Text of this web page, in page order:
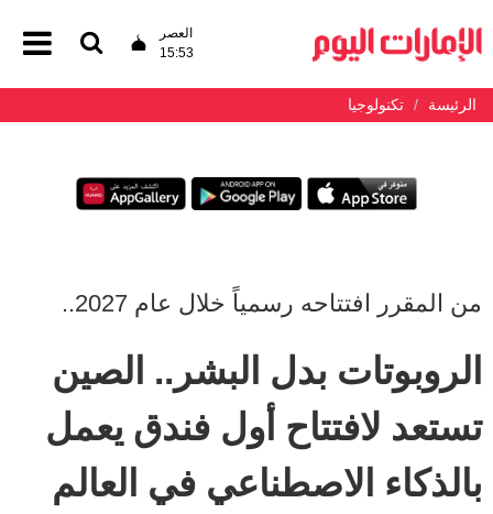
العصر
15:53
الرئيسة تكنولوجيا
من المقرر افتتاحه رسمياً خلال عام 2027..
الروبوتات بدل البشر.. الصين
تستعد لافتتاح أول فندق يعمل
بالذكاء الاصطناعي في العالم